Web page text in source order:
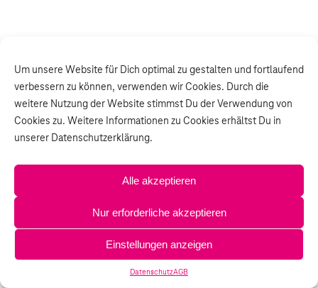
Um unsere Website für Dich optimal zu gestalten und fortlaufend
verbessern zu können, verwenden wir Cookies. Durch die
weitere Nutzung der Website stimmst Du der Verwendung von
Cookies zu. Weitere Informationen zu Cookies erhältst Du in
unserer Datenschutzerklärung.
Alle akzeptieren
Nur erforderliche akzeptieren
Einstellungen anzeigen
DatenschutzAGB